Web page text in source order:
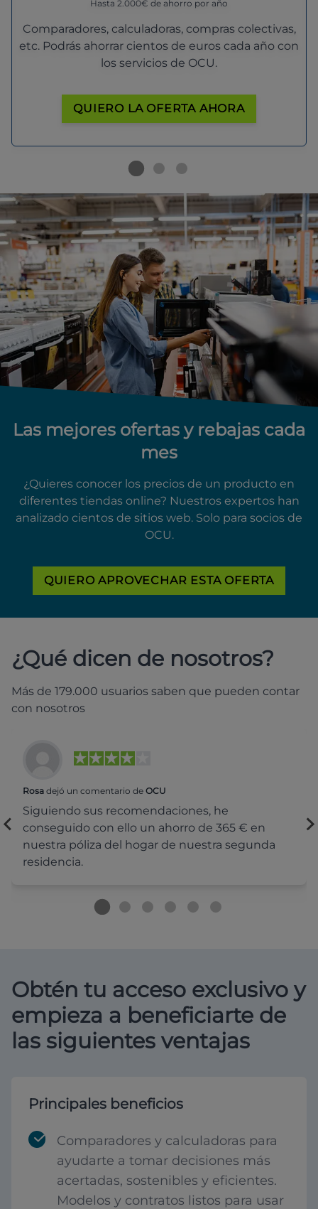
Hasta 2.000€ de ahorro por año
Comparadores, calculadoras, compras colectivas,
etc. Podrás ahorrar cientos de euros cada año con
los servicios de OCU.
QUIERO LA OFERTA AHORA
Las mejores ofertas y rebajas cada
mes
¿Quieres conocer los precios de un producto en
diferentes tiendas online? Nuestros expertos han
analizado cientos de sitios web. Solo para socios de
OCU.
QUIERO APROVECHAR ESTA OFERTA
¿Qué dicen de nosotros?
Más de 179.000 usuarios saben que pueden contar
con nosotros
Rosa dejó un comentario de OCU
Siguiendo sus recomendaciones, he
conseguido con ello un ahorro de 365 € en
nuestra póliza del hogar de nuestra segunda
residencia.
Obtén tu acceso exclusivo y
empieza a beneficiarte de
las siguientes ventajas
Principales beneficios
Comparadores y calculadoras para
ayudarte a tomar decisiones más
acertadas, sostenibles y eficientes.
Modelos y contratos listos para usar